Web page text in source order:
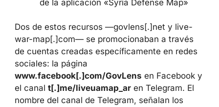
de la aplicación «Syria Defense Map»
Dos de estos recursos —govlens[.]net y live-
war-map[.]com— se promocionaban a través
de cuentas creadas específicamente en redes
sociales: la página
www.facebook[.]com/GovLens en Facebook y
el canal t[.]me/liveuamap_ar en Telegram. El
nombre del canal de Telegram, señalan los